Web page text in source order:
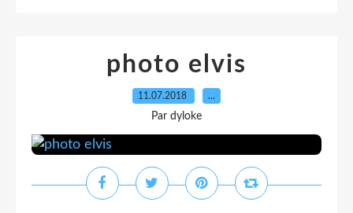
photo elvis
11.07.2018 …
Par dyloke